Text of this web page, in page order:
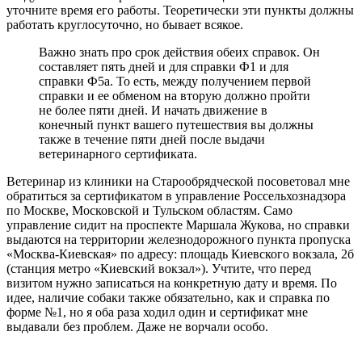
уточните время его работы. Теоретически эти пункты должны
работать круглосуточно, но бывает всякое.
Важно знать про срок действия обеих справок. Он
составляет пять дней и для справки Ф1 и для
справки Ф5а. То есть, между получением первой
справки и ее обменом на вторую должно пройти
не более пяти дней. И начать движение в
конечный пункт вашего путешествия вы должны
также в течение пяти дней после выдачи
ветеринарного сертификата.
Ветеринар из клиники на Старообрядческой посоветовал мне
обратиться за сертификатом в управление Россельхознадзора
по Москве, Московской и Тульском областям. Само
управление сидит на проспекте Маршала Жукова, но справки
выдаются на территории железнодорожного пункта пропуска
«Москва-Киевская» по адресу: площадь Киевского вокзала, 2б
(станция метро «Киевский вокзал»). Учтите, что перед
визитом нужно записаться на конкретную дату и время. По
идее, наличие собаки также обязательно, как и справка по
форме №1, но я оба раза ходил один и сертификат мне
выдавали без проблем. Даже не ворчали особо.